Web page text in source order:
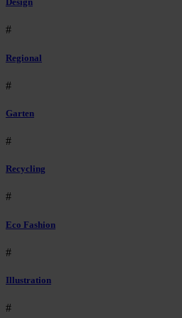
#
Regional
#
Garten
#
Recycling
#
Eco Fashion
#
Illustration
#